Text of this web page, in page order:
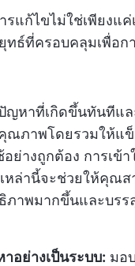
รแก้ไขไม่ใช่เพียงแค่
ธ์ที่ครอบคลุมเพื่อก
ญหาที่เกิดขึ้นทันทีแล
ณภาพโดยรวมให้แข็
ย่างถูกต้อง การเข้า
หล่านี้จะช่วยให้คุณส
ภาพมากขึ้นและบรร
อย่างเป็นระบบ: มอ